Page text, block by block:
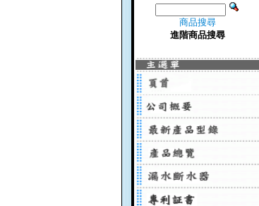
商品搜尋
進階商品搜尋